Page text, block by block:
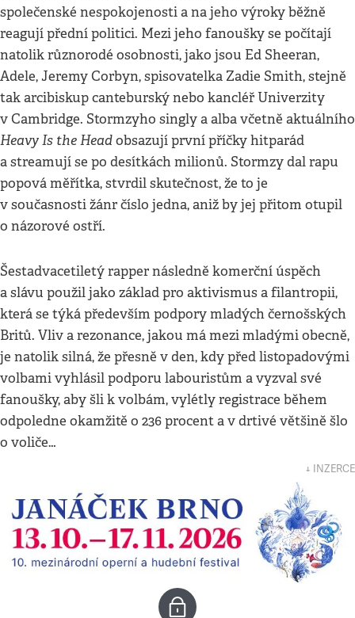
společenské nespokojenosti a na jeho výroky běžně
reagují přední politici. Mezi jeho fanoušky se počítají
natolik různorodé osobnosti, jako jsou Ed Sheeran,
Adele, Jeremy Corbyn, spisovatelka Zadie Smith, stejně
tak arcibiskup canteburský nebo kancléř Univerzity
v Cambridge. Stormzyho singly a alba včetně aktuálního
Heavy Is the Headobsazují první příčky hitparád
a streamují se po desítkách milionů. Stormzy dal rapu
popová měřítka, stvrdil skutečnost, že to je
v současnosti žánr číslo jedna, aniž by jej přitom otupil
o názorové ostří.
Šestadvacetiletý rapper následně komerční úspěch
a slávu použil jako základ pro aktivismus a filantropii,
která se týká především podpory mladých černošských
Britů. Vliv a rezonance, jakou má mezi mladými obecně,
je natolik silná, že přesně v den, kdy před listopadovými
volbami vyhlásil podporu labouristům a vyzval své
fanoušky, aby šli k volbám, vylétly registrace během
odpoledne okamžitě o 236 procent a v drtivé většině šlo
o voliče…
↓ INZERCE